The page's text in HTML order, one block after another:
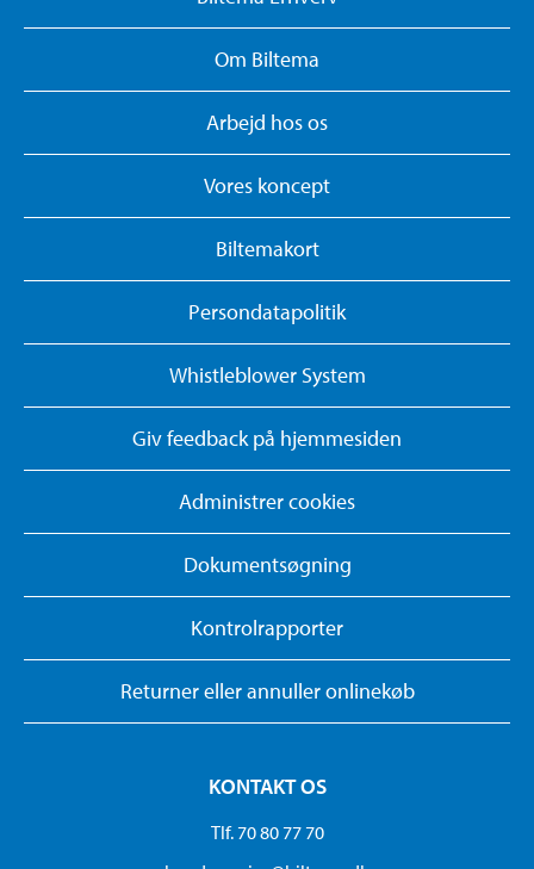
Om Biltema
Arbejd hos os
Vores koncept
Biltemakort
Persondatapolitik
Whistleblower System
Giv feedback på hjemmesiden
Administrer cookies
Dokumentsøgning
Kontrolrapporter
Returner eller annuller onlinekøb
KONTAKT OS
Tlf. 70 80 77 70